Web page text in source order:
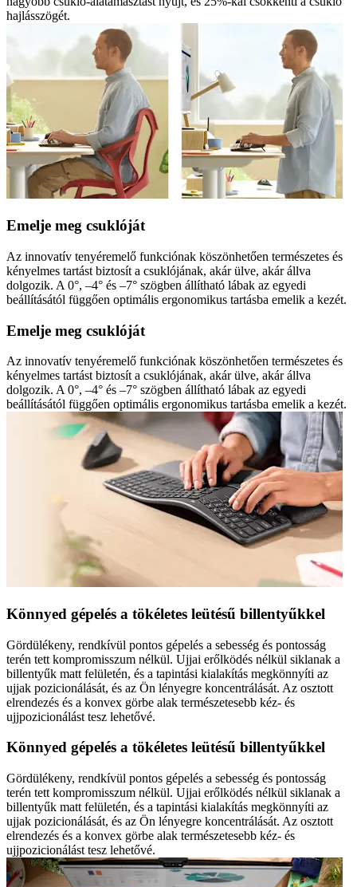
hajlásszögét.
Emelje meg csuklóját
Az innovatív tenyéremelő funkciónak köszönhetően természetes és
kényelmes tartást biztosít a csuklójának, akár ülve, akár állva
dolgozik. A 0°, –4° és –7° szögben állítható lábak az egyedi
beállításától függően optimális ergonomikus tartásba emelik a kezét.
Emelje meg csuklóját
Az innovatív tenyéremelő funkciónak köszönhetően természetes és
kényelmes tartást biztosít a csuklójának, akár ülve, akár állva
dolgozik. A 0°, –4° és –7° szögben állítható lábak az egyedi
beállításától függően optimális ergonomikus tartásba emelik a kezét.
Könnyed gépelés a tökéletes leütésű billentyűkkel
Gördülékeny, rendkívül pontos gépelés a sebesség és pontosság
terén tett kompromisszum nélkül. Ujjai erőlködés nélkül siklanak a
billentyűk matt felületén, és a tapintási kialakítás megkönnyíti az
ujjak pozicionálását, és az Ön lényegre koncentrálását. Az osztott
elrendezés és a konvex görbe alak természetesebb kéz- és
ujjpozicionálást tesz lehetővé.
Könnyed gépelés a tökéletes leütésű billentyűkkel
Gördülékeny, rendkívül pontos gépelés a sebesség és pontosság
terén tett kompromisszum nélkül. Ujjai erőlködés nélkül siklanak a
billentyűk matt felületén, és a tapintási kialakítás megkönnyíti az
ujjak pozicionálását, és az Ön lényegre koncentrálását. Az osztott
elrendezés és a konvex görbe alak természetesebb kéz- és
ujjpozicionálást tesz lehetővé.